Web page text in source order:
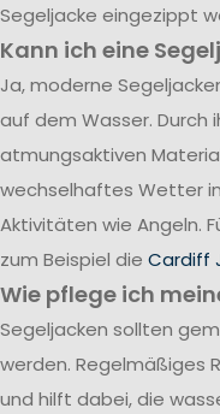
Segeljacke eingezippt
Kann ich eine
Ja, moderne
auf dem Wasser. Durch
atmungsaktiven
wechselhaftes Wetter
Aktivitäten wie Angeln.
zum Beispiel die Cardiff
Wie pflege ich
Segeljacken sollten
werden. Regelmäßiges
und hilft dabei, die